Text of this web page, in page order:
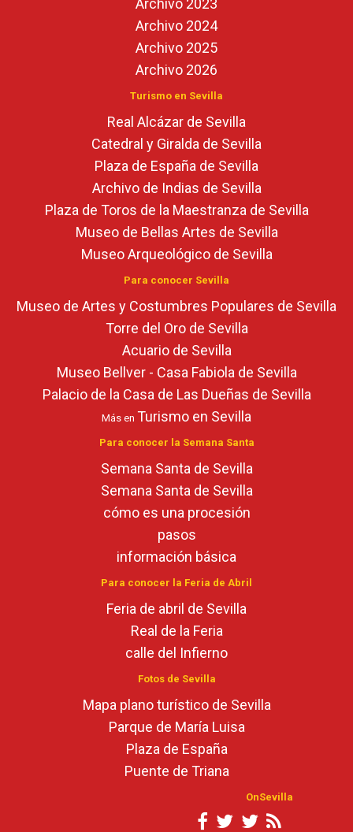
Archivo 2023
Archivo 2024
Archivo 2025
Archivo 2026
Turismo en Sevilla
Real Alcázar de Sevilla
Catedral y Giralda de Sevilla
Plaza de España de Sevilla
Archivo de Indias de Sevilla
Plaza de Toros de la Maestranza de Sevilla
Museo de Bellas Artes de Sevilla
Museo Arqueológico de Sevilla
Para conocer Sevilla
Museo de Artes y Costumbres Populares de Sevilla
Torre del Oro de Sevilla
Acuario de Sevilla
Museo Bellver - Casa Fabiola de Sevilla
Palacio de la Casa de Las Dueñas de Sevilla
Más en Turismo en Sevilla
Para conocer la Semana Santa
Semana Santa de Sevilla
Semana Santa de Sevilla
cómo es una procesión
pasos
información básica
Para conocer la Feria de Abril
Feria de abril de Sevilla
Real de la Feria
calle del Infierno
Fotos de Sevilla
Mapa plano turístico de Sevilla
Parque de María Luisa
Plaza de España
Puente de Triana
OnSevilla